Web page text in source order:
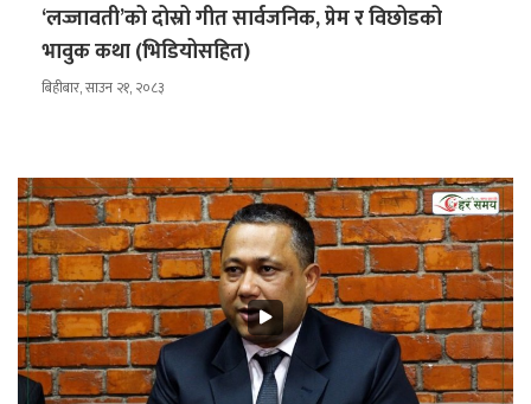
‘लज्जावती’को दोस्रो गीत सार्वजनिक, प्रेम र विछोडको
भावुक कथा (भिडियोसहित)
बिहीबार, साउन २१, २०८३